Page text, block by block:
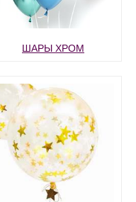
ШАРЫ ХРОМ